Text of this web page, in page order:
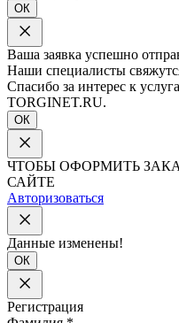
ОК
Ваша заявка успешно
Наши специалисты
Спасибо за интерес к
TORGINET.RU.
ОК
ЧТОБЫ ОФОРМИТЬ
САЙТЕ
Авторизоваться
Данные изменены!
ОК
Регистрация